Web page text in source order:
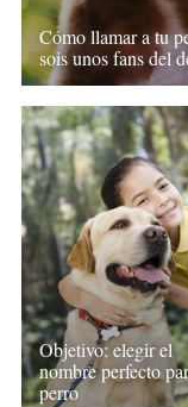
Cómo llamar a tu
sois unos fans del
Objetivo: elegir el
nombre perfecto
perro